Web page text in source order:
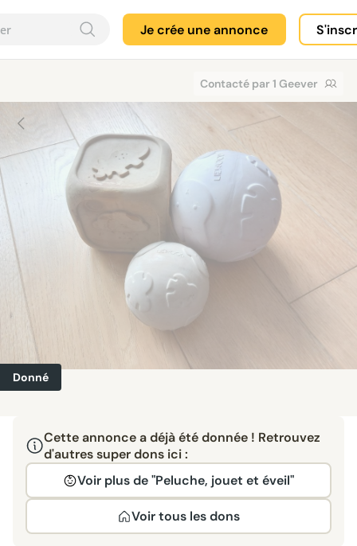
Je crée une annonce
Contacté par 1 Geever
Donné
Cette annonce a déjà été donnée ! Retrouvez
d'autres super dons ici :
Voir plus de "Peluche, jouet et éveil"
Voir tous les dons